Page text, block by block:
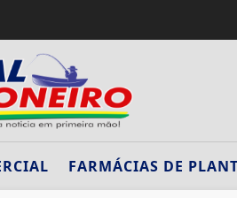
FARMÁCIAS DE